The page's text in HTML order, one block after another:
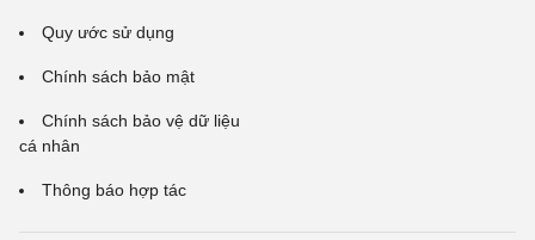
Quy ước sử dụng
Chính sách bảo mật
Chính sách bảo vệ dữ liệu
cá nhân
Thông báo hợp tác